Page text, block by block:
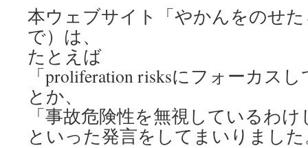
本ウェブサイト「やかんをのせ
で）は、
たとえば
「proliferation risksにフォーカ
とか、
「事故危険性を無視しているわ
といった発言をしてまいりまし